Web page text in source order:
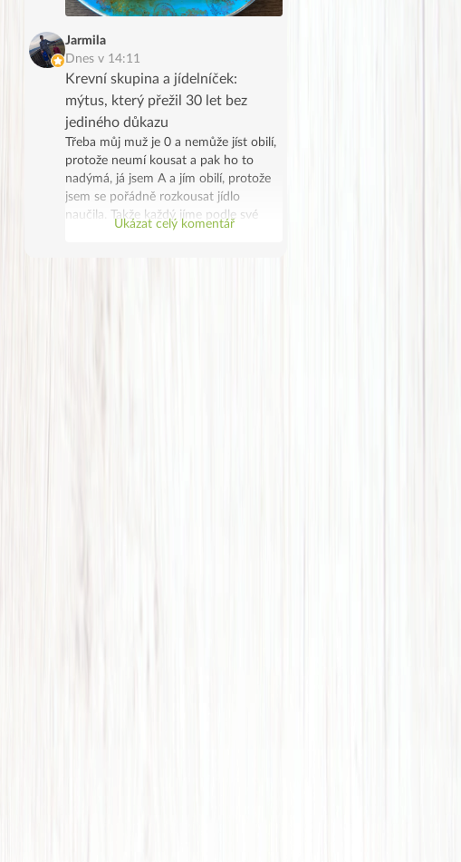
Jarmila
Dnes v 14:11
Krevní skupina a jídelníček:
mýtus, který přežil 30 let bez
jediného důkazu
Třeba můj muž je 0 a nemůže jíst obilí,
protože neumí kousat a pak ho to
nadýmá, já jsem A a jím obilí, protože
jsem se pořádně rozkousat jídlo
naučila. Takže každý jíme podle své
skupiny, on z lenosti a já protože se to
Ukázat celý komentář